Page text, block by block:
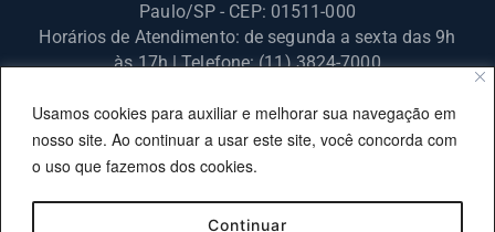
Usamos cookies para auxiliar e melhorar sua navegação em
nosso site. Ao continuar a usar este site, você concorda com
o uso que fazemos dos cookies.
Continuar
Paulo/SP - CEP: 01511-000
Horários de Atendimento: de segunda a sexta das 9h
às 17h | Telefone: (11) 3824-7000
© 2025 Fundação Procon – SP – Todos os direitos reservados. |
Site desenvolvido pela PRODESP.